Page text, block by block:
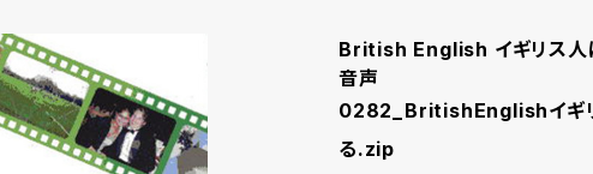
British English イギリス人
音声
0282_BritishEnglishイギリ
る.zip